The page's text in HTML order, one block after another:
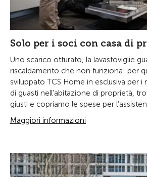
Solo per i soci con casa di
Uno scarico otturato, la lavastoviglie
riscaldamento che non funziona: per
sviluppato TCS Home in esclusiva per i
di guasti nell’abitazione di proprietà,
giusti e copriamo le spese per
Maggiori informazioni